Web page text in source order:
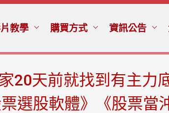
教學 購買方式 資訊公告
20天前就找到有主力
選股軟體》《股票當